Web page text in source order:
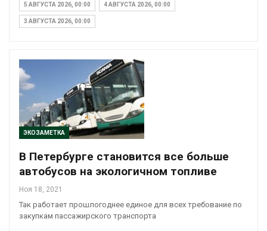
5 АВГУСТА 2026, 00:00 4 АВГУСТА 2026, 00:00
3 АВГУСТА 2026, 00:00
ЭКОЗАМЕТКА
В Петербурге становится все больше
автобусов на экологичном топливе
Ноя 18, 2021
Так работает прошлогоднее единое для всех требование по
закупкам пассажирского транспорта